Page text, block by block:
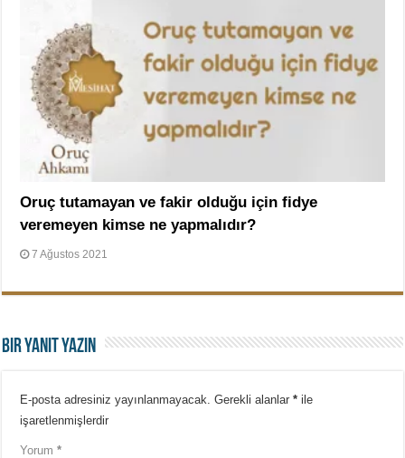
Oruç tutamayan ve fakir olduğu için fidye
veremeyen kimse ne yapmalıdır?
7 Ağustos 2021
Bir yanıt yazın
E-posta adresiniz yayınlanmayacak. Gerekli alanlar* ile
işaretlenmişlerdir
Yorum*